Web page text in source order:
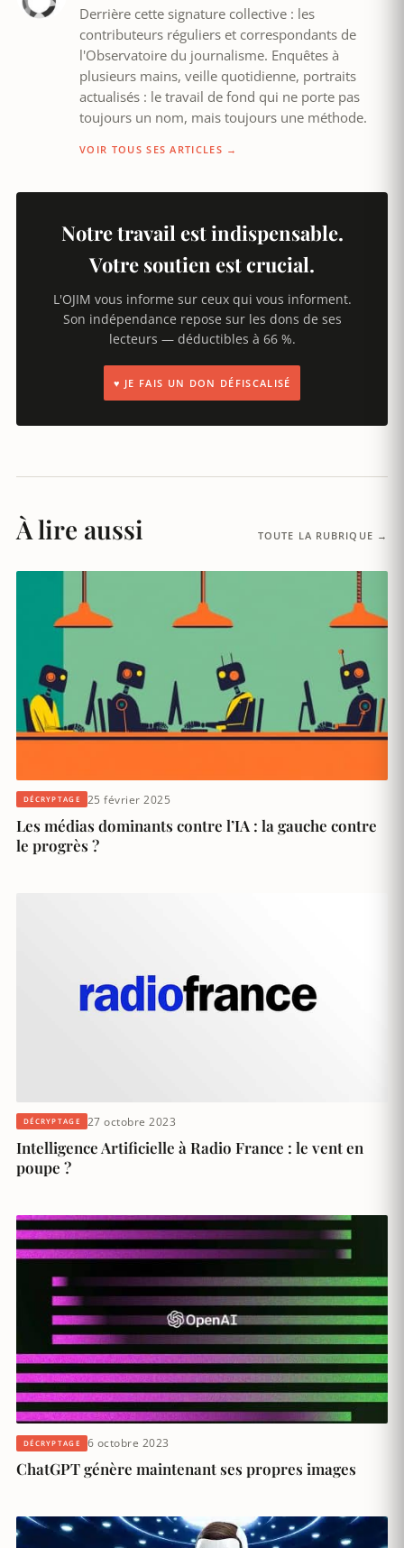
Derrière cette signature collective : les
contributeurs réguliers et correspondants de
l'Observatoire du journalisme. Enquêtes à
plusieurs mains, veille quotidienne, portraits
actualisés : le travail de fond qui ne porte pas
toujours un nom, mais toujours une méthode.
VOIR TOUS SES ARTICLES →
Notre travail est indispensable.
Votre soutien est crucial.
L'OJIM vous informe sur ceux qui vous informent.
Son indépendance repose sur les dons de ses
lecteurs — déductibles à 66 %.
♥ JE FAIS UN DON DÉFISCALISÉ
À lire aussi TOUTE LA RUBRIQUE →
DÉCRYPTAGE 25 février 2025
Les médias dominants contre l’IA : la gauche contre
le progrès ?
DÉCRYPTAGE 27 octobre 2023
Intelligence Artificielle à Radio France : le vent en
poupe ?
DÉCRYPTAGE 6 octobre 2023
ChatGPT génère maintenant ses propres images